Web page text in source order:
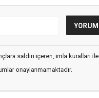
saldırı içeren, imla kuralları ile
onaylanmamaktadır.